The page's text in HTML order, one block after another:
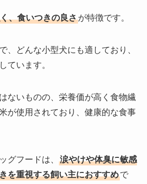
、食いつきの良さが特徴です。
、どんな小型犬にも適しており、
ています。
ないものの、栄養価が高く食物繊
が使用されており、健康的な食事
グフードは、
涙やけや体臭に敏感
を重視する飼い主におすすめで